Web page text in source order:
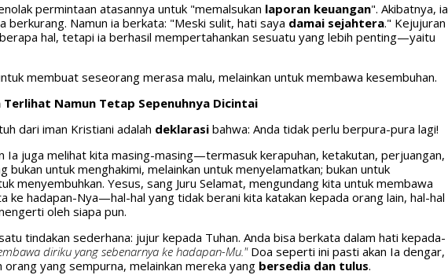
permintaan atasannya untuk "memalsukan laporan keuangan". Akibatnya, ia
berkurang. Namun ia berkata: "Meski sulit, hati saya damai sejahtera." Kejujuran
hal, tetapi ia berhasil mempertahankan sesuatu yang lebih penting—yaitu
membuat seseorang merasa malu, melainkan untuk membawa kesembuhan.
Namun Tetap Sepenuhnya Dicintai
dari iman Kristiani adalah deklarasi bahwa: Anda tidak perlu berpura-pura lagi!
Ia juga melihat kita masing-masing—termasuk kerapuhan, ketakutan, perjuangan,
bukan untuk menghakimi, melainkan untuk menyelamatkan; bukan untuk
menyembuhkan. Yesus, sang Juru Selamat, mengundang kita untuk membawa
ke hadapan-Nya—hal-hal yang tidak berani kita katakan kepada orang lain, hal-hal
oleh siapa pun.
tindakan sederhana: jujur kepada Tuhan. Anda bisa berkata dalam hati kepada-
diriku yang sebenarnya ke hadapan-Mu."Doa seperti ini pasti akan Ia dengar,
orang yang sempurna, melainkan mereka yang bersedia dan tulus.